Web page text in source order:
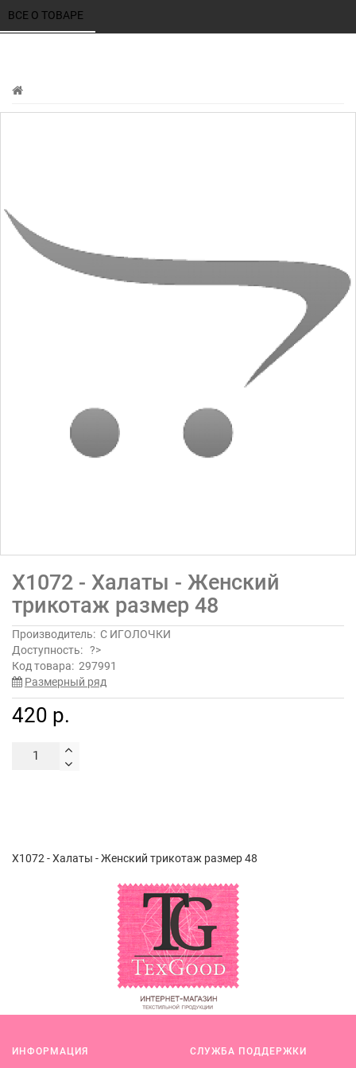
ВСЕ О ТОВАРЕ
Х1072 - Халаты - Женский
трикотаж размер 48
Производитель: С ИГОЛОЧКИ
Доступность: ?>
Код товара: 297991
Размерный ряд
420 р.
Х1072 - Халаты - Женский трикотаж размер 48
ИНФОРМАЦИЯ СЛУЖБА ПОДДЕРЖКИ